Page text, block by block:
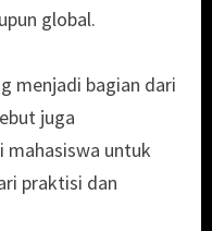
global.
menjadi bagian dari
juga
mahasiswa untuk
praktisi dan